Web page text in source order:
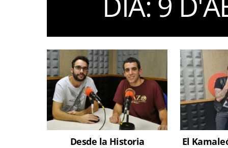
Desde la Historia
El